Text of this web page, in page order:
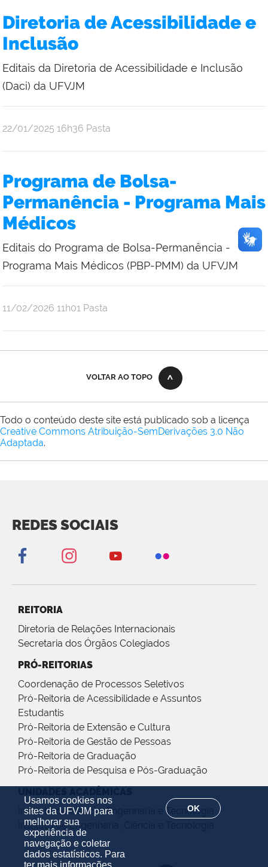
Usamos cookies nos
sites da UFVJM para
melhorar sua
experiência de
navegação e coletar
dados estatísticos. Para
ter mais informações
OK
Diretoria de Acessibilidade e
Inclusão
Editais da Diretoria de Acessibilidade e Inclusão
(Daci) da UFVJM
publicado
22/01/2025 16h36 Pasta
Programa de Bolsa-
Permanência - Programa Mais
Médicos
Editais do Programa de Bolsa-Permanência -
Programa Mais Médicos (PBP-PMM) da UFVJM
publicado
11/02/2026 11h01 Pasta
VOLTAR AO TOPO
Todo o conteúdo deste site está publicado sob a licença
Creative Commons Atribuição-SemDerivações 3.0 Não
Adaptada.
REDES SOCIAIS
REITORIA
Diretoria de Relações Internacionais
Secretaria dos Órgãos Colegiados
PRÓ-REITORIAS
Coordenação de Processos Seletivos
Pró-Reitoria de Acessibilidade e Assuntos
Estudantis
Pró-Reitoria de Extensão e Cultura
Pró-Reitoria de Gestão de Pessoas
Pró-Reitoria de Graduação
Pró-Reitoria de Pesquisa e Pós-Graduação
Instituto de Ciência, Engenharia e Tecnologia
Instituto de Engenharia, Ciência e Tecnologia